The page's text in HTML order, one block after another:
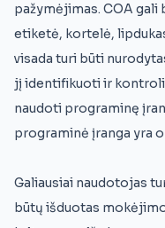
pažymėjimas. COA gali
etiketė, kortelė,
visada turi būti
jį identifikuoti ir
naudoti programinę
programinė įranga yra
Galiausiai naudotojas
būtų išduotas